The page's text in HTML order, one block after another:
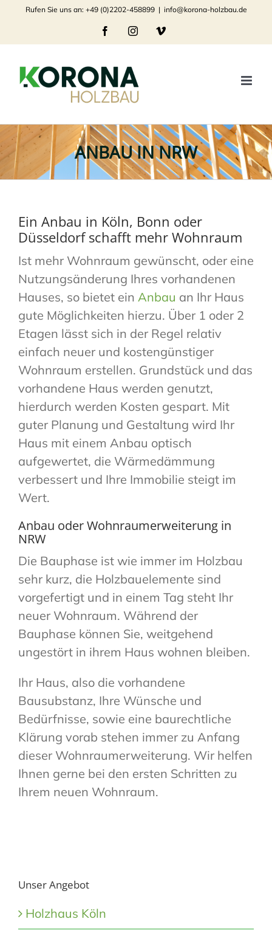
springen
Rufen Sie uns an: +49 (0)2202-458899 | info@korona-holzbau.de
FacebookInstagramVimeo
ANBAU IN NRW
Ein Anbau in Köln, Bonn oder
Düsseldorf schafft mehr Wohnraum
Ist mehr Wohnraum gewünscht, oder eine
Nutzungsänderung Ihres vorhandenen
Hauses, so bietet ein Anbau an Ihr Haus
gute Möglichkeiten hierzu. Über 1 oder 2
Etagen lässt sich in der Regel relativ
einfach neuer und kostengünstiger
Wohnraum erstellen. Grundstück und das
vorhandene Haus werden genutzt,
hierdurch werden Kosten gespart. Mit
guter Planung und Gestaltung wird Ihr
Haus mit einem Anbau optisch
aufgewertet, die Wärmedämmung
verbessert und Ihre Immobilie steigt im
Wert.
Anbau oder Wohnraumerweiterung in
NRW
Die Bauphase ist wie immer im Holzbau
sehr kurz, die Holzbauelemente sind
vorgefertigt und in einem Tag steht Ihr
neuer Wohnraum. Während der
Bauphase können Sie, weitgehend
ungestört in ihrem Haus wohnen bleiben.
Ihr Haus, also die vorhandene
Bausubstanz, Ihre Wünsche und
Bedürfnisse, sowie eine baurechtliche
Klärung vorab stehen immer zu Anfang
dieser Wohnraumerweiterung. Wir helfen
Ihnen gerne bei den ersten Schritten zu
Ihrem neuen Wohnraum.
Unser Angebot
Holzhaus Köln